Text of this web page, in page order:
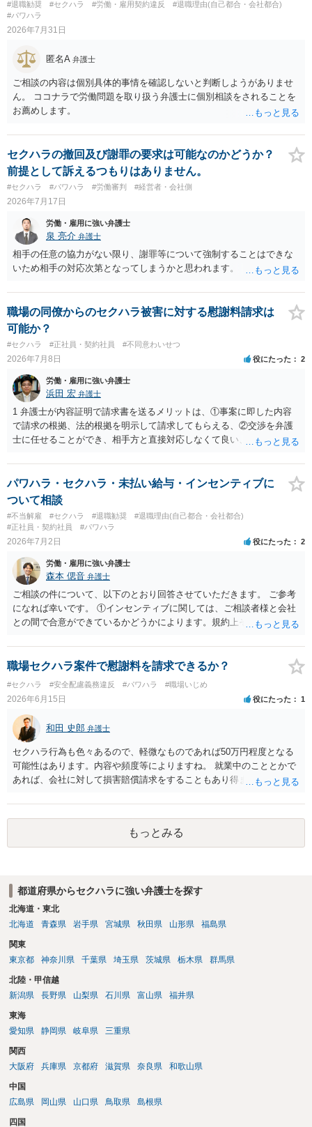
#退職勧奨 #セクハラ #労働・雇用契約違反
#退職理由(自己都合・会社都合)
#パワハラ
2026年7月31日
匿名A 弁護士
ご相談の内容は個別具体的事情を確認しないと判断しようがありませ
ん。 ココナラで労働問題を取り扱う弁護士に個別相談をされることを
お薦めします。
セクハラの撤回及び謝罪の要求は可能なのかどうか？
前提として訴えるつもりはありません。
#セクハラ #パワハラ #労働審判 #経営者・会社側
2026年7月17日
労働・雇用に強い弁護士
泉 亮介 弁護士
相手の任意の協力がない限り、謝罪等について強制することはできな
いため相手の対応次第となってしまうかと思われます。
職場の同僚からのセクハラ被害に対する慰謝料請求は
可能か？
#セクハラ #正社員・契約社員 #不同意わいせつ
2026年7月8日 役にたった 2
労働・雇用に強い弁護士
浜田 宏 弁護士
1 弁護士が内容証明で請求書を送るメリットは、①事案に即した内容
で請求の根拠、法的根拠を明示して請求してもらえる、②交渉を弁護
士に任せることができ、相手方と直接対応しなくて良い、というとこ
請求は可能ですが、相手が任意に払うかどうかは分かりません。 ２
民事訴訟に証拠の制限はありませんが、秘密録音はプライバシー保護
の観点から、裁判の証拠にする場合には注意が必要です(証拠排除され
る場合があります。)。 ３ 会社がどういう証拠に基づいて、誰が判断
したかわかりませんが、会社がセクハラ認定しなかったからといっ
て、裁判所も認定しないとは限りません。具体的な証拠とそれで認定
しないようにして下さい。そういう報復的なことをしなければ名誉毀
損にはなりません。反訴は貴女が加害行為をしなければ、通常は起こ
されません。 ５ 裁判をして、和解すれば和解金が入ります。 勝訴
判決を得て確定すれば、判決認容額を払ってもらいます。任意に支払
わない場合には、給与や預貯金、不動産などの財産を差押えます。
難易度によって変わります。また、現在は弁護士報酬は自由化されて
いますので、依頼する弁護士によっても費用は変わってきます。
パワハラ・セクハラ・未払い給与・インセンティブに
ついて相談
#不当解雇 #セクハラ #退職勧奨
#退職理由(自己都合・会社都合)
#正社員・契約社員
#パワハラ
2026年7月2日 役にたった 2
労働・雇用に強い弁護士
森本 偲音 弁護士
ご相談の件について、以下のとおり回答させていただきます。 ご参考
になれば幸いです。 ①インセンティブに関しては、ご相談者様と会社
との間で合意ができているかどうかによります。規約上そのような合
は口頭でも成立しますが、裁判等で争点となった場合には録音等の証
拠がない限り立証が困難となり、請求が認められない可能性がござい
ます。 ②未払給与に関しては労務を提供しているのにもかかわらず支
払われていない場合は、契約違反となりますので請求可能かと存じま
す。 ③休日・時間外労働については、休日・時間外労働があったこと
を示す証拠があるかまずは確認する必要があるかと存じます。 ④パワ
ハラ・セクハラに関しては、具体的な言動の内容によって判断が分か
れますので、録音データやLINEでのやり取り等を確認する必要がある
かと存じます。 ⑤退職勧奨については退職する意思がないのであれば
きっぱりと断ればよく、解雇については不当な解雇である場合には解
雇無効を争うなどの対応が考えられます。 回答としては以上になりま
すが、まずは、資料一式をご持参いただき最寄りの法律事務所にご相
談するか、労働基準監督署に相談する等の対応をしていただくことが
職場セクハラ案件で慰謝料を請求できるか？
#セクハラ #安全配慮義務違反 #パワハラ #職場いじめ
2026年6月15日 役にたった 1
和田 史郎 弁護士
セクハラ行為も色々あるので、軽微なものであれば50万円程度となる
可能性はあります。内容や頻度等によりますね。 就業中のこととかで
あれば、会社に対して損害賠償請求をすることもあり得ます。
もっとみる
都道府県からセクハラに強い弁護士を探す
北海道・東北
北海道
青森県 岩手県 宮城県 秋田県 山形県 福島県
関東
東京都
神奈川県 千葉県 埼玉県 茨城県 栃木県 群馬県
北陸・甲信越
新潟県
長野県 山梨県 石川県 富山県 福井県
東海
愛知県
静岡県 岐阜県 三重県
関西
大阪府
兵庫県 京都府 滋賀県 奈良県 和歌山県
中国
広島県
岡山県 山口県 鳥取県 島根県
四国